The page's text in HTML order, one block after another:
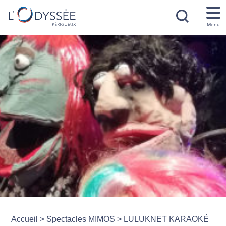
Menu
Accueil > Spectacles MIMOS > LULUKNET KARAOKÉ